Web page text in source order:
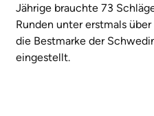
Jährige brauchte 73
Runden unter erstmals
die Bestmarke der
eingestellt.